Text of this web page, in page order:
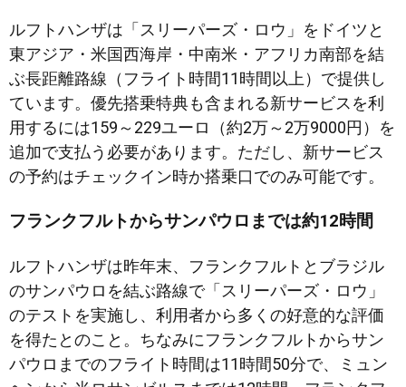
ルフトハンザは「スリーパーズ・ロウ」をドイツと
東アジア・米国西海岸・中南米・アフリカ南部を結
ぶ長距離路線（フライト時間11時間以上）で提供し
ています。優先搭乗特典も含まれる新サービスを利
用するには159～229ユーロ（約2万～2万9000円）を
追加で支払う必要があります。ただし、新サービス
の予約はチェックイン時か搭乗口でのみ可能です。
フランクフルトからサンパウロまでは約12時間
ルフトハンザは昨年末、フランクフルトとブラジル
のサンパウロを結ぶ路線で「スリーパーズ・ロウ」
のテストを実施し、利用者から多くの好意的な評価
を得たとのこと。ちなみにフランクフルトからサン
パウロまでのフライト時間は11時間50分で、ミュン